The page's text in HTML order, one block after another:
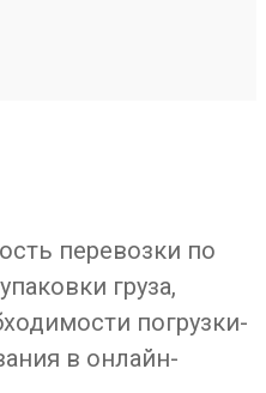
перевозки по
груза,
погрузки-
в онлайн-